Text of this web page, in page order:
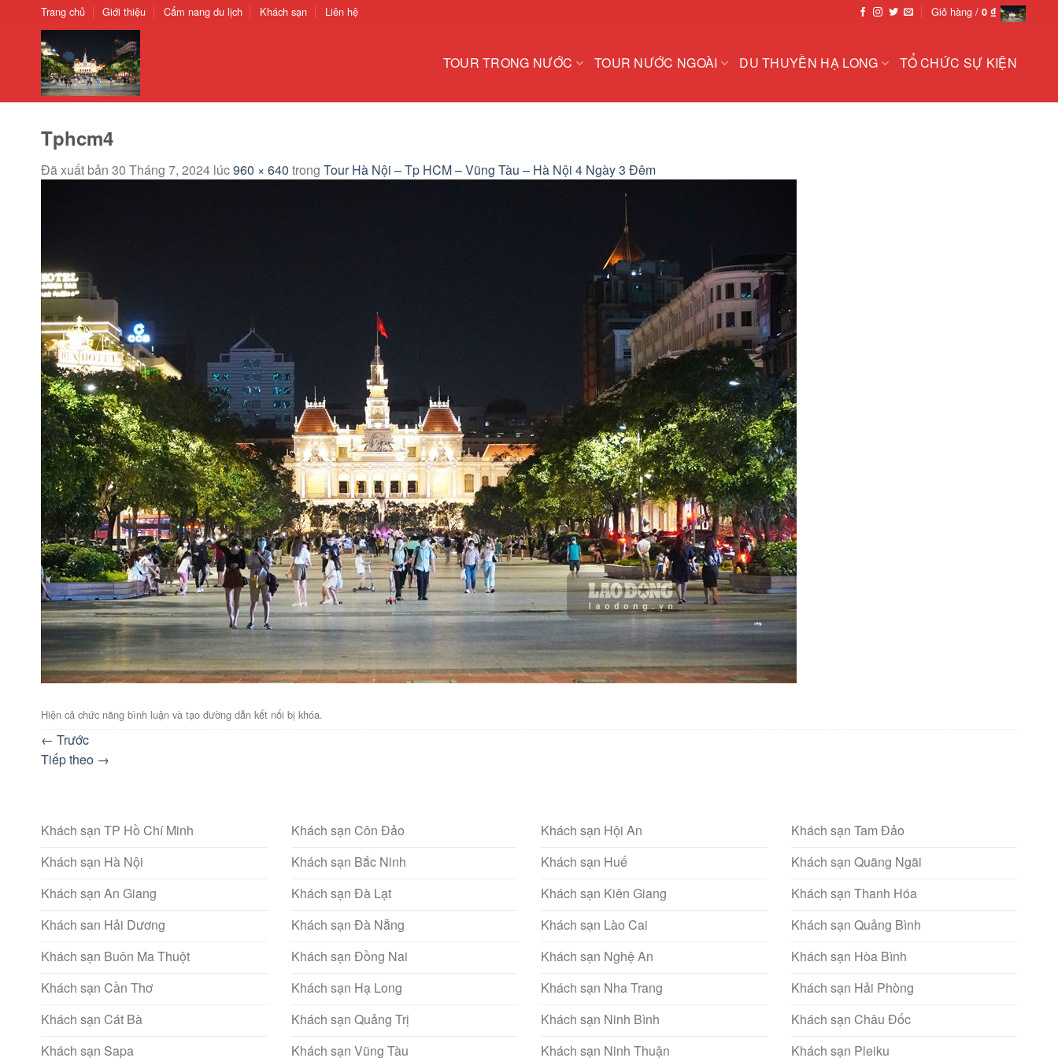
ChuyểnTrang chủ Giới thiệu Cẩm nang du lịch Khách sạn Liên hệ Giỏ hàng / 0 ₫
TOUR TRONG NƯỚC TOUR NƯỚC NGOÀI DU THUYỀN HẠ LONG TỔ CHỨC SỰ KIỆN
Tphcm4
Đã xuất bản 30 Tháng 7, 2024 lúc960 × 640 trong Tour Hà Nội – Tp HCM – Vũng Tàu – Hà Nội 4 Ngày 3 Đêm
Hiện cả chức năng bình luận và tạo đường dẫn kết nối bị khóa.
← Trước
Tiếp theo →
Khách sạn TP Hồ Chí Minh
Khách sạn Hà Nội
Khách sạn An Giang
Khách san Hải Dương
Khách sạn Buôn Ma Thuột
Khách sạn Cần Thơ
Khách sạn Cát Bà
Khách sạn Sapa
Khách sạn Côn Đảo
Khách sạn Bắc Ninh
Khách sạn Đà Lạt
Khách sạn Đà Nẵng
Khách sạn Đồng Nai
Khách sạn Hạ Long
Khách sạn Quảng Trị
Khách sạn Vũng Tàu
Khách sạn Hội An
Khách sạn Huế
Khách sạn Kiên Giang
Khách sạn Lào Cai
Khách sạn Nghệ An
Khách sạn Nha Trang
Khách sạn Ninh Bình
Khách sạn Ninh Thuận
Khách sạn Tam Đảo
Khách sạn Quãng Ngãi
Khách sạn Thanh Hóa
Khách sạn Quảng Bình
Khách sạn Hòa Bình
Khách sạn Hải Phòng
Khách sạn Châu Đốc
Khách sạn Pleiku